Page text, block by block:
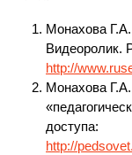
Монахова Г.А.
Видеоролик.
http://
Монахова
доступа:
http://